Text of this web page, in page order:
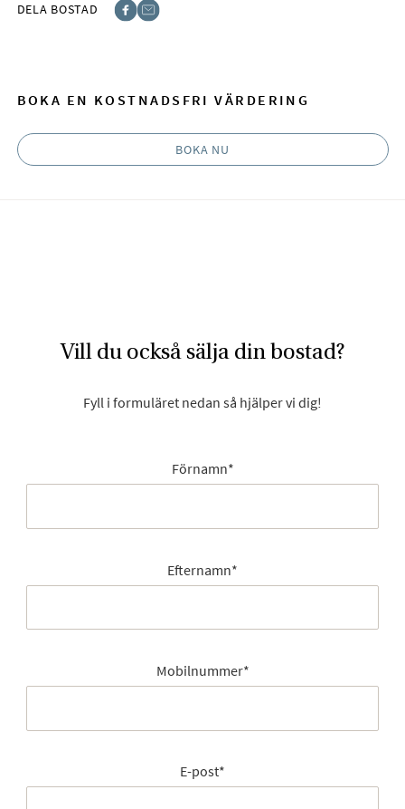
DELA BOSTAD
BOKA EN KOSTNADSFRI VÄRDERING
BOKA NU
Vill du också sälja din bostad?
Fyll i formuläret nedan så hjälper vi dig!
Förnamn*
Efternamn*
Mobilnummer*
E-post*